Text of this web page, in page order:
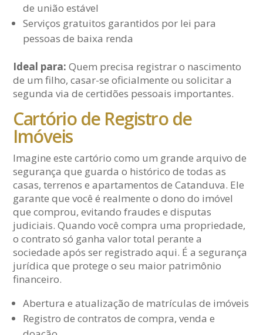
de união estável
Serviços gratuitos garantidos por lei para
pessoas de baixa renda
Ideal para: Quem precisa registrar o nascimento
de um filho, casar-se oficialmente ou solicitar a
segunda via de certidões pessoais importantes.
Cartório de Registro de
Imóveis
Imagine este cartório como um grande arquivo de
segurança que guarda o histórico de todas as
casas, terrenos e apartamentos de Catanduva. Ele
garante que você é realmente o dono do imóvel
que comprou, evitando fraudes e disputas
judiciais. Quando você compra uma propriedade,
o contrato só ganha valor total perante a
sociedade após ser registrado aqui. É a segurança
jurídica que protege o seu maior patrimônio
financeiro.
Abertura e atualização de matrículas de imóveis
Registro de contratos de compra, venda e